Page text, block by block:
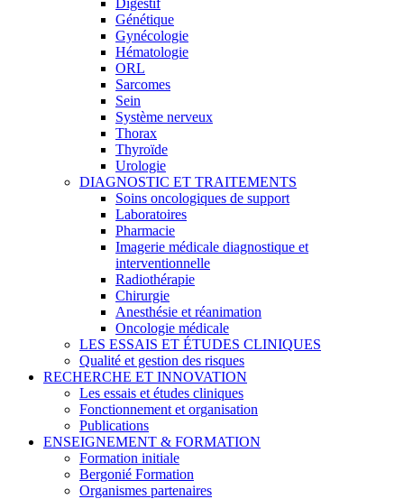
Digestif
Génétique
Gynécologie
Hématologie
ORL
Sarcomes
Sein
Système nerveux
Thorax
Thyroïde
Urologie
DIAGNOSTIC ET TRAITEMENTS
Soins oncologiques de support
Laboratoires
Pharmacie
Imagerie médicale diagnostique et
interventionnelle
Radiothérapie
Chirurgie
Anesthésie et réanimation
Oncologie médicale
LES ESSAIS ET ÉTUDES CLINIQUES
Qualité et gestion des risques
RECHERCHE ET INNOVATION
Les essais et études cliniques
Fonctionnement et organisation
Publications
ENSEIGNEMENT & FORMATION
Formation initiale
Bergonié Formation
Organismes partenaires